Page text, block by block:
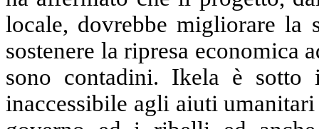
locale, dovrebbe migliorare la
sostenere la ripresa
sono contadini. Ikela è
inaccessibile agli aiuti